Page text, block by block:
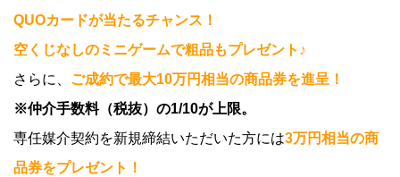
QUOカードが当たるチャンス！
空くじなしのミニゲームで粗品もプレゼント♪
さらに、 ご成約で最大10万円相当の商品券を進呈！
※仲介手数料（税抜）の1/10が上限。
専任媒介契約を新規締結いただいた方には3万円相当の商
品券をプレゼント！